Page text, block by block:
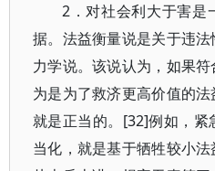
2．对社会利大于害是
据。法益衡量说是关于违
力学说。该说认为，如果
为是为了救济更高价值的
就是正当的。[32]例如，紧
当化，就是基于牺牲较小法